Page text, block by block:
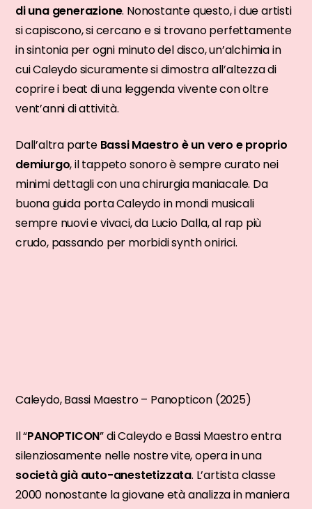
di una generazione. Nonostante questo, i due artisti
si capiscono, si cercano e si trovano perfettamente
in sintonia per ogni minuto del disco, un’alchimia in
cui Caleydo sicuramente si dimostra all’altezza di
coprire i beat di una leggenda vivente con oltre
vent’anni di attività.
Dall’altra parte Bassi Maestro è un vero e proprio
demiurgo, il tappeto sonoro è sempre curato nei
minimi dettagli con una chirurgia maniacale. Da
buona guida porta Caleydo in mondi musicali
sempre nuovi e vivaci, da Lucio Dalla, al rap più
crudo, passando per morbidi synth onirici.
Caleydo, Bassi Maestro – Panopticon (2025)
Il “PANOPTICON” di Caleydo e Bassi Maestro entra
silenziosamente nelle nostre vite, opera in una
società già auto-anestetizzata. L’artista classe
2000 nonostante la giovane età analizza in maniera